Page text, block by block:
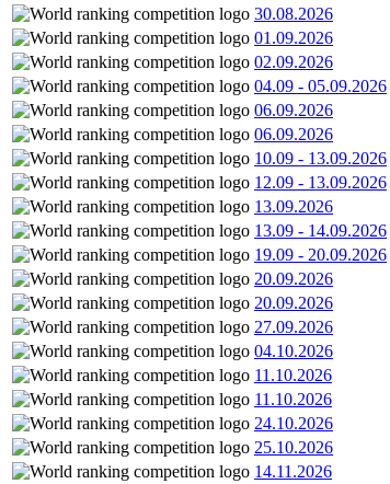
30.08.2026
01.09.2026
02.09.2026
04.09 - 05.09.2026
06.09.2026
06.09.2026
10.09 - 13.09.2026
12.09 - 13.09.2026
13.09.2026
13.09 - 14.09.2026
19.09 - 20.09.2026
20.09.2026
20.09.2026
27.09.2026
04.10.2026
11.10.2026
11.10.2026
24.10.2026
25.10.2026
14.11.2026